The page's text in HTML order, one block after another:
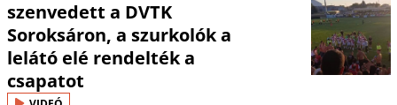
szenvedett a DVTK
Soroksáron, a szurkolók a
lelátó elé rendelték a
csapatot